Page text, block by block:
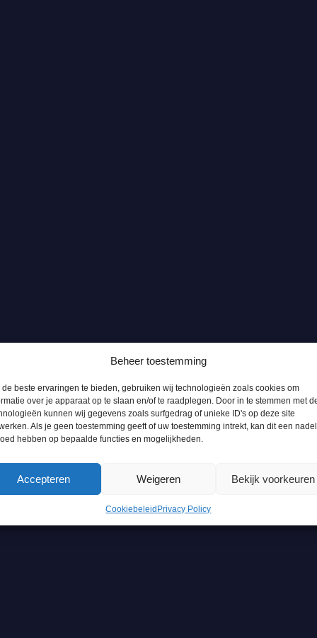
Beheer toestemming
de beste ervaringen te bieden, gebruiken wij technologieën zoals cookies om
over je apparaat op te slaan en/of te raadplegen. Door in te stemmen met
kunnen wij gegevens zoals surfgedrag of unieke ID's op deze site
Als je geen toestemming geeft of uw toestemming intrekt, kan dit een
hebben op bepaalde functies en mogelijkheden.
Accepteren Weigeren Bekijk voorkeuren
Cookiebeleid Privacy Policy